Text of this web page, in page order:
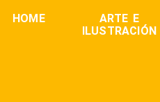
HOME
ARTE E
ILUSTRACIÓN